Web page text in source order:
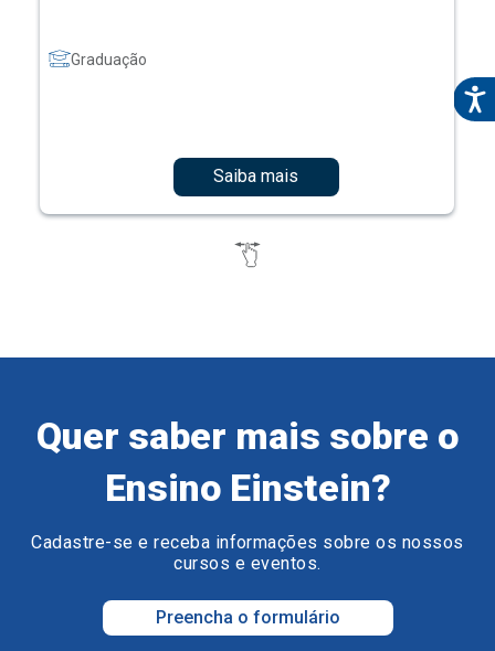
Graduação
Saiba mais
Quer saber mais sobre o
Ensino Einstein?
Cadastre-se e receba informações sobre os nossos
cursos e eventos.
Preencha o formulário